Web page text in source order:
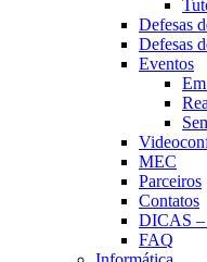
Defesas
Defesas
Eventos
MEC
Parceiros
Contatos
DICAS
FAQ